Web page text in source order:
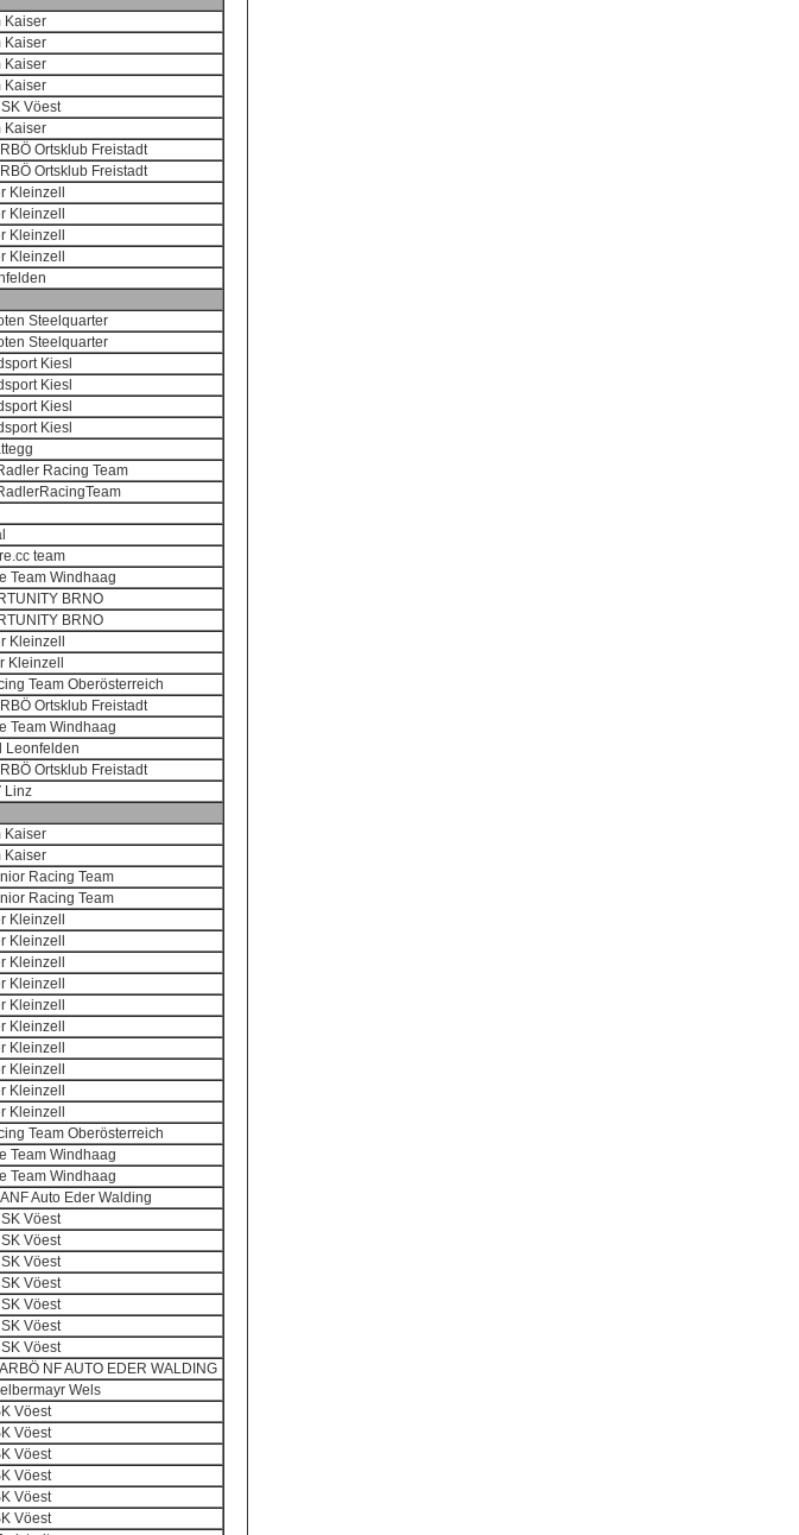
Kaiser
Kaiser
Kaiser
Kaiser
Vöest
Kaiser
Ortsklub Freistadt
Ortsklub Freistadt
Kleinzell
Kleinzell
Kleinzell
Kleinzell
Steelquarter
Steelquarter
Kiesl
Kiesl
Kiesl
Kiesl
Racing Team
team
Team Windhaag
BRNO
BRNO
Kleinzell
Kleinzell
Team Oberösterreich
Ortsklub Freistadt
Team Windhaag
Leonfelden
Ortsklub Freistadt
Linz
Kaiser
Kaiser
Racing Team
Racing Team
Kleinzell
Kleinzell
Kleinzell
Kleinzell
Kleinzell
Kleinzell
Kleinzell
Kleinzell
Kleinzell
Kleinzell
Team Oberösterreich
Team Windhaag
Team Windhaag
Auto Eder Walding
Vöest
Vöest
Vöest
Vöest
Vöest
Vöest
Vöest
NF AUTO EDER WALDING
Wels
Vöest
Vöest
Vöest
Vöest
Vöest
Vöest